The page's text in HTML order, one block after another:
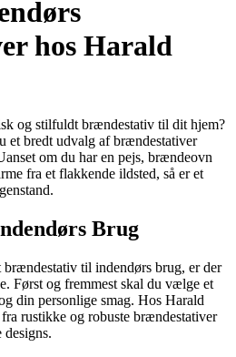
hos Harald
og stilfuldt brændestativ til dit hjem?
et bredt udvalg af brændestativer
om du har en pejs, brændeovn
fra et flakkende ildsted, så er et
Brug
til indendørs brug, er der
Først og fremmest skal du vælge et
din personlige smag. Hos Harald
rustikke og robuste brændestativer
designs.